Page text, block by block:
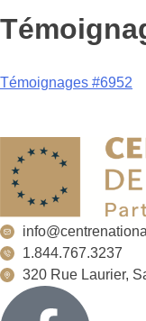
Témoignages #6952
1.844.767.3237
320 Rue Laurier,